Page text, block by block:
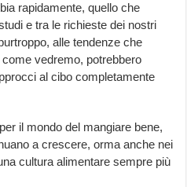
rapidamente, quello che
e tra le richieste dei nostri
alle tendenze che
vedremo, potrebbero
al cibo completamente
il mondo del mangiare bene,
a crescere, orma anche nei
cultura alimentare sempre più